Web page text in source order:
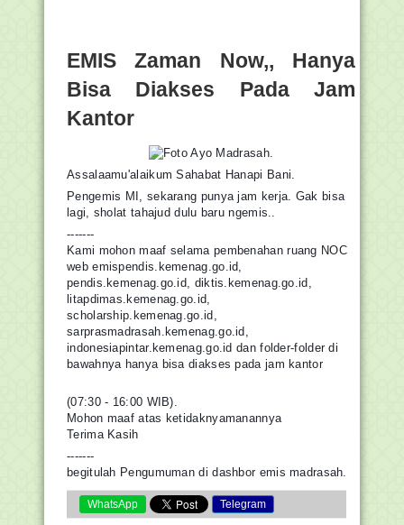
EMIS Zaman Now,, Hanya
Bisa Diakses Pada Jam
Kantor
Assalaamu'alaikum Sahabat Hanapi Bani.
Pengemis MI, sekarang punya jam kerja. Gak bisa
lagi, sholat tahajud dulu baru ngemis..
-------
Kami mohon maaf selama pembenahan ruang NOC
web emispendis.kemenag.go.id,
pendis.kemenag.go.id, diktis.kemenag.go.id,
litapdimas.kemenag.go.id,
scholarship.kemenag.go.id,
sarprasmadrasah.kemenag.go.id,
indonesiapintar.kemenag.go.id dan folder-folder di
bawahnya hanya bisa diakses pada jam kantor
(07:30 - 16:00 WIB).
Mohon maaf atas ketidaknyamanannya
Terima Kasih
-------
begitulah Pengumuman di dashbor emis madrasah.
WhatsApp Telegram